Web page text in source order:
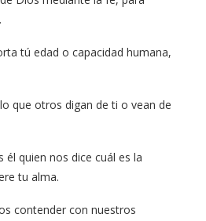
tú edad o capacidad humana,
que otros digan de ti o vean de
él quien nos dice cuál es la
tu alma.
contender con nuestros